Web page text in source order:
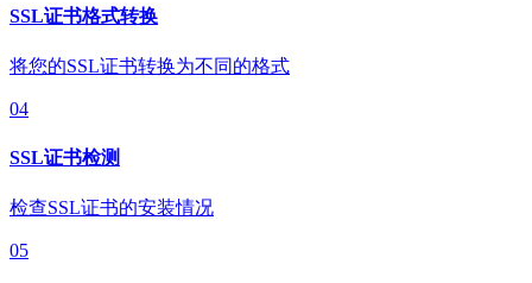
SSL证书格式转换
将您的SSL证书转换为不同的格式
04
SSL证书检测
检查SSL证书的安装情况
05